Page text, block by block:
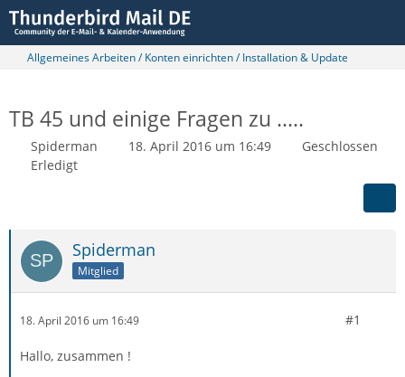
Allgemeines Arbeiten / Konten einrichten / Installation & Update
TB 45 und einige Fragen zu .....
Spiderman 18. April 2016 um 16:49
Geschlossen
Erledigt
Spiderman
Mitglied
18. April 2016 um 16:49 #1
Hallo, zusammen !